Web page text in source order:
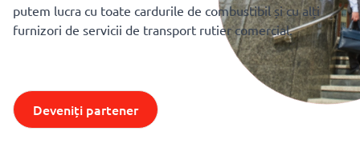
putem lucra cu toate cardurile de combustibil și cu alți
furnizori de servicii de transport rutier comercial.
Deveniți partener